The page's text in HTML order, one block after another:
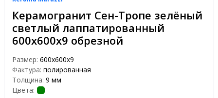
Керамогранит Сен-Тропе зелёный
светлый лаппатированный
600x600x9 обрезной
Размер: 600x600x9
Фактура: полированная
Толщина: 9 мм
Цвета: